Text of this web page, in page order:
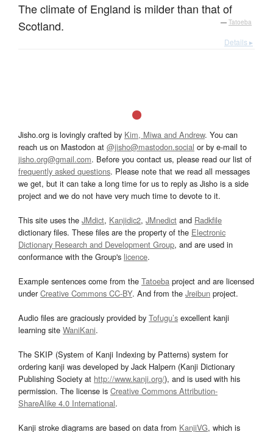
The climate of England is milder than that of
Scotland.
— Tatoeba
Details ▸
Jisho.org is lovingly crafted by Kim, Miwa and Andrew. You can
reach us on Mastodon at @jisho@mastodon.social or by e-mail to
jisho.org@gmail.com. Before you contact us, please read our list of
frequently asked questions. Please note that we read all messages
we get, but it can take a long time for us to reply as Jisho is a side
project and we do not have very much time to devote to it.
This site uses the JMdict, Kanjidic2, JMnedict and Radkfile
dictionary files. These files are the property of the Electronic
Dictionary Research and Development Group, and are used in
conformance with the Group's licence.
Example sentences come from the Tatoeba project and are licensed
underCreative Commons CC-BY. And from the Jreibun project.
Audio files are graciously provided by Tofugu’s excellent kanji
learning site WaniKani.
The SKIP (System of Kanji Indexing by Patterns) system for
ordering kanji was developed by Jack Halpern (Kanji Dictionary
Publishing Society at http://www.kanji.org/), and is used with his
permission. The license is Creative Commons Attribution-
ShareAlike 4.0 International.
Kanji stroke diagrams are based on data from KanjiVG, which is